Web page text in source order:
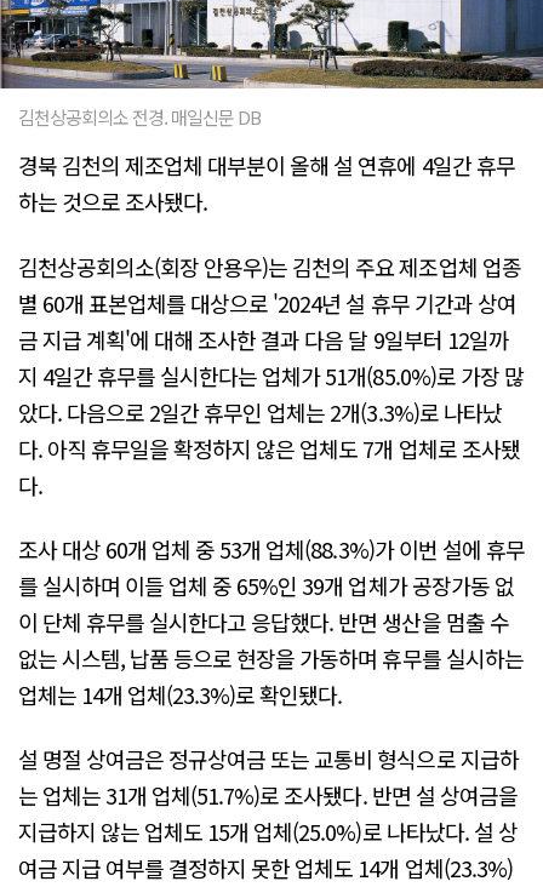
김천상공회의소 전경. 매일신문 DB
경북 김천의 제조업체 대부분이 올해 설 연휴에 4일간 휴무
하는 것으로 조사됐다.
김천상공회의소(회장 안용우)는 김천의 주요 제조업체 업종
별 60개 표본업체를 대상으로 '2024년 설 휴무 기간과 상여
금 지급 계획'에 대해 조사한 결과 다음 달 9일부터 12일까
지 4일간 휴무를 실시한다는 업체가 51개(85.0%)로 가장 많
았다. 다음으로 2일간 휴무인 업체는 2개(3.3%)로 나타났
다. 아직 휴무일을 확정하지 않은 업체도 7개 업체로 조사됐
다.
조사 대상 60개 업체 중 53개 업체(88.3%)가 이번 설에 휴무
를 실시하며 이들 업체 중 65%인 39개 업체가 공장가동 없
이 단체 휴무를 실시한다고 응답했다. 반면 생산을 멈출 수
없는 시스템, 납품 등으로 현장을 가동하며 휴무를 실시하는
업체는 14개 업체(23.3%)로 확인됐다.
설 명절 상여금은 정규상여금 또는 교통비 형식으로 지급하
는 업체는 31개 업체(51.7%)로 조사됐다. 반면 설 상여금을
지급하지 않는 업체도 15개 업체(25.0%)로 나타났다. 설 상
여금 지급 여부를 결정하지 못한 업체도 14개 업체(23.3%)